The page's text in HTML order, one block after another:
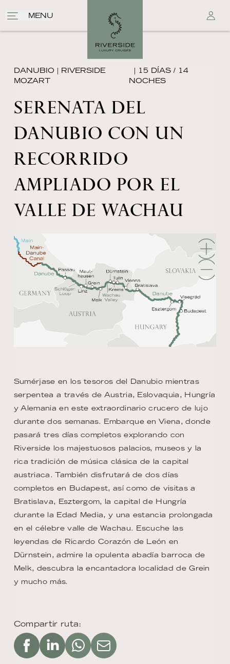
MENU
DANUBIO | RIVERSIDE
MOZART
| 15 DÍAS / 14
NOCHES
SERENATA DEL
DANUBIO CON UN
RECORRIDO
AMPLIADO POR EL
VALLE DE WACHAU
Compartir ruta:
Sumérjase en los tesoros del Danubio mientras
serpentea a través de Austria, Eslovaquia, Hungría
y Alemania en este extraordinario crucero de lujo
durante dos semanas. Embarque en Viena, donde
pasará tres días completos explorando con
Riverside los majestuosos palacios, museos y la
rica tradición de música clásica de la capital
austriaca. También disfrutará de dos días
completos en Budapest, así como de visitas a
Bratislava, Esztergom, la capital de Hungría
durante la Edad Media, y una estancia prolongada
en el célebre valle de Wachau. Escuche las
leyendas de Ricardo Corazón de León en
Dürnstein, admire la opulenta abadía barroca de
Melk, descubra la encantadora localidad de Grein
y mucho más.